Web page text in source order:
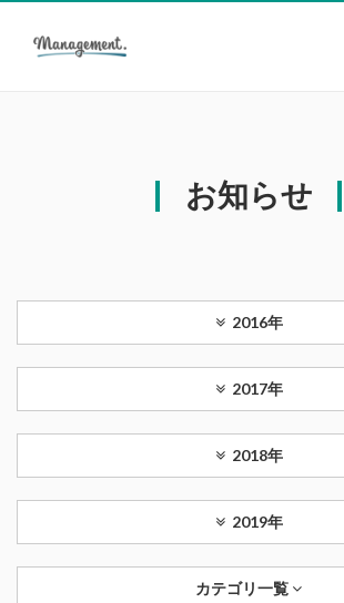
お知らせ
2016年
2017年
2018年
2019年
カテゴリ一覧